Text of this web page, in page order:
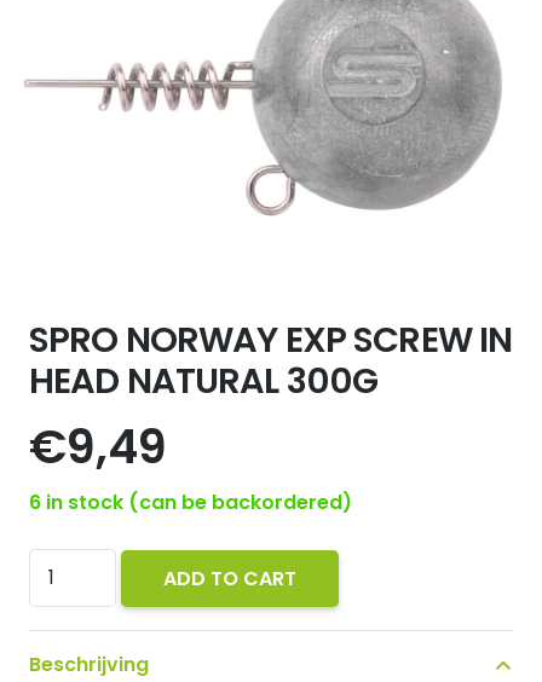
SPRO NORWAY EXP SCREW IN
HEAD NATURAL 300G
€9,49
6 in stock (can be backordered)
SPRO
NORWAY
EXP
SCREW
ADD TO CART
Beschrijving